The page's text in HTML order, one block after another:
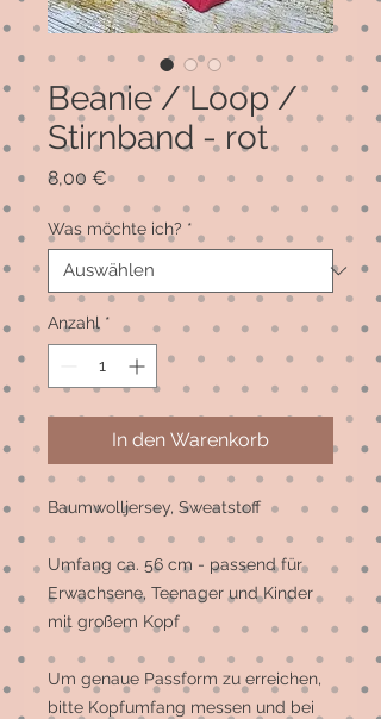
Beanie / Loop /
Stirnband - rot
8,00 €Preis
Was möchte ich? *
Anzahl *
In den Warenkorb
Baumwolljersey, Sweatstoff
Umfang ca. 56 cm - passend für
Erwachsene, Teenager und Kinder
mit großem Kopf
Um genaue Passform zu erreichen,
bitte Kopfumfang messen und bei